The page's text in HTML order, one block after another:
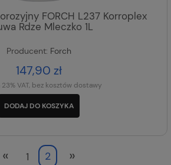
FORCH L237 Korroplex
Rdze Mleczko 1L
Producent: Forch
147,90 zł
23% VAT, bez kosztów dostawy
DODAJ DO KOSZYKA
« 1 2 »